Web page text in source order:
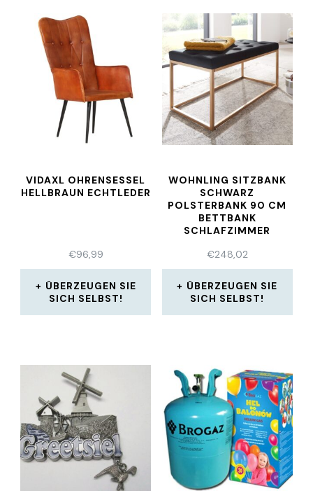
VIDAXL OHRENSESSEL
HELLBRAUN ECHTLEDER
€96,99
ÜBERZEUGEN SIE
SICH SELBST!
WOHNLING SITZBANK
SCHWARZ
POLSTERBANK 90 CM
BETTBANK
SCHLAFZIMMER
€248,02
ÜBERZEUGEN SIE
SICH SELBST!